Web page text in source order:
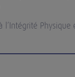
l’Intégrité Physique